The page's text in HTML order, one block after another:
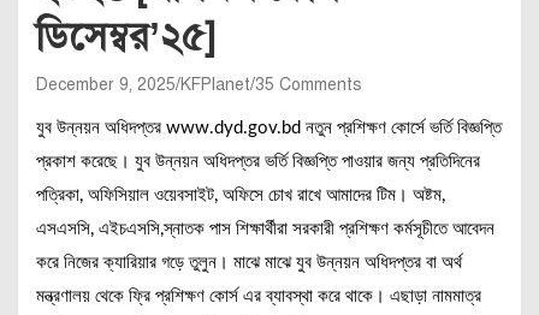
ডিসেম্বর’২৫]
December 9, 2025 KFPlanet 35 Comments
যুব উন্নয়ন অধিদপ্তর www.dyd.gov.bd নতুন প্রশিক্ষণ কোর্সে ভর্তি বিজ্ঞপ্তি
প্রকাশ করেছে। যুব উন্নয়ন অধিদপ্তর ভর্তি বিজ্ঞপ্তি পাওয়ার জন্য প্রতিদিনের
পত্রিকা, অফিসিয়াল ওয়েবসাইট, অফিসে চোখ রাখে আমাদের টিম। অষ্টম,
এসএসসি, এইচএসসি,স্নাতক পাস শিক্ষার্থীরা সরকারী প্রশিক্ষণ কর্মসূচীতে আবেদন
করে নিজের ক্যারিয়ার গড়ে তুলুন। মাঝে মাঝে যুব উন্নয়ন অধিদপ্তর বা অর্থ
মন্ত্রণালয় থেকে ফ্রি প্রশিক্ষণ কোর্স এর ব্যাবস্থা করে থাকে। এছাড়া নামমাত্র